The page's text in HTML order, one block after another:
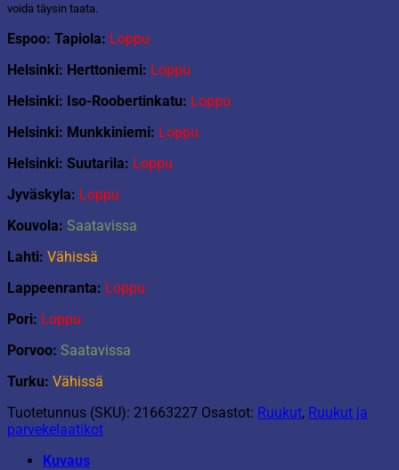
voida täysin taata.
Espoo: Tapiola: Loppu
Helsinki: Herttoniemi: Loppu
Helsinki: Iso-Roobertinkatu: Loppu
Helsinki: Munkkiniemi: Loppu
Helsinki: Suutarila: Loppu
Jyväskyla: Loppu
Kouvola: Saatavissa
Lahti: Vähissä
Lappeenranta: Loppu
Pori: Loppu
Porvoo: Saatavissa
Turku: Vähissä
Tuotetunnus (SKU): 21663227 Osastot: Ruukut, Ruukut ja
parvekelaatikot
Kuvaus